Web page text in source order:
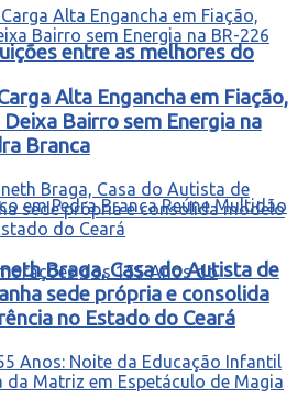
entre as melhores do
Alta Engancha em Fiação,
Bairro sem Energia na
Branca
Braga, Casa do Autista de
sede própria e consolida
no Estado do Ceará